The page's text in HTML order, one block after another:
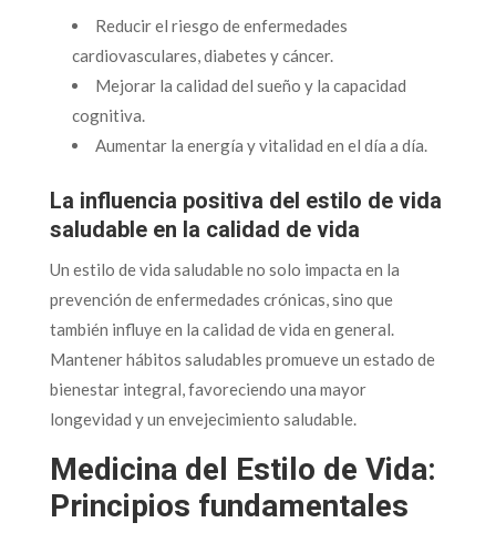
Reducir el riesgo de enfermedades
cardiovasculares, diabetes y cáncer.
Mejorar la calidad del sueño y la capacidad
cognitiva.
Aumentar la energía y vitalidad en el día a día.
La influencia positiva del estilo de vida
saludable en la calidad de vida
Un estilo de vida saludable no solo impacta en la
prevención de enfermedades crónicas, sino que
también influye en la calidad de vida en general.
Mantener hábitos saludables promueve un estado de
bienestar integral, favoreciendo una mayor
longevidad y un envejecimiento saludable.
Medicina del Estilo de Vida:
Principios fundamentales